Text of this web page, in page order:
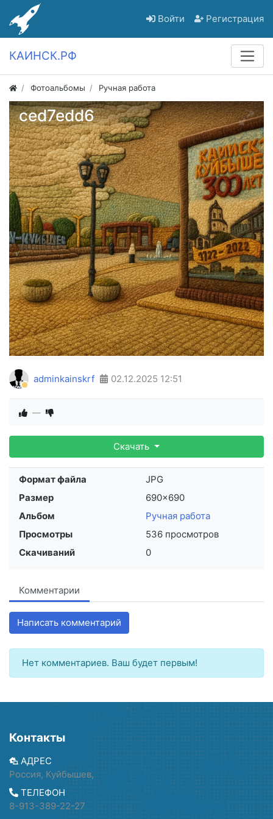
Войти Регистрация
КАИНСК.РФ
Фотоальбомы Ручная работа
ced7edd6
adminkainskrf 02.12.2025 12:51
—
Скачать
Формат файла
JPG
Размер
690×690
Альбом
Ручная работа
Просмотры
536 просмотров
Скачиваний
0
Комментарии
Написать комментарий
Нет комментариев. Ваш будет первым!
Контакты
АДРЕС
Россия, Куйбышев,
ТЕЛЕФОН
8-913-389-22-27